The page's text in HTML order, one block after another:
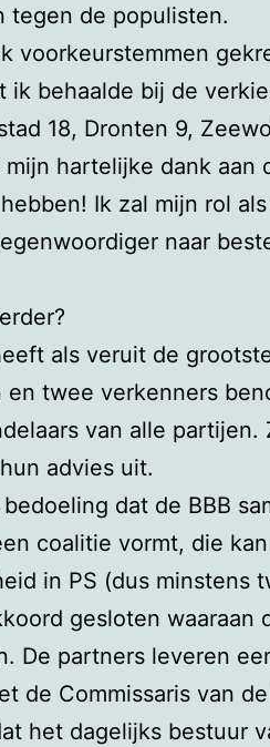
tegen de populisten.
voorkeurstemmen
ik behaalde bij de
18, Dronten 9,
mijn hartelijke dank aan
Ik zal mijn rol
naar
als veruit de
en twee verkenners
van alle
advies uit.
dat de BBB
coalitie vormt, die
in PS (dus minstens
gesloten waaraan
De partners leveren
de Commissaris van
het dagelijks bestuur